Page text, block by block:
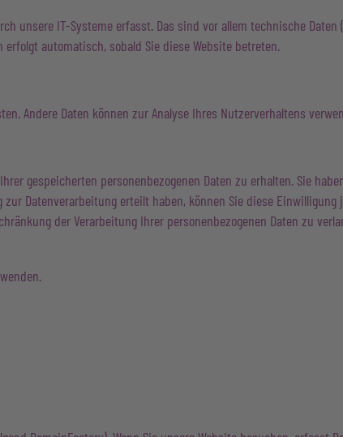
unsere IT-Systeme erfasst. Das sind vor allem technische Daten
automatisch, sobald Sie diese Website betreten.
Andere Daten können zur Analyse Ihres Nutzerverhaltens
gespeicherten personenbezogenen Daten zu erhalten. Sie
Datenverarbeitung erteilt haben, können Sie diese
der Verarbeitung Ihrer personenbezogenen Daten zu